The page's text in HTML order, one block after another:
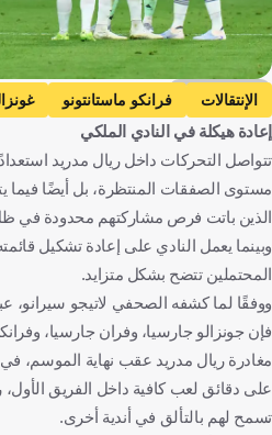
Getty Images
الإنتقالات فرانكو ماستانتونو
الدوري الإسباني
الأرجنتين
إعادة هيكلة في النادي الملكي
تتواصل التحركات داخل ريال مدريد
مستوى الصفقات المنتظرة، بل أيضًا فيما
الذين باتت فرص مشاركتهم محدودة في
وبينما يعمل النادي على إعادة تشكيل
المحتملين تتضح بشكل متزايد.
فإن جونزالو جارسيا، وفران جارسيا،
مغادرة ريال مدريد عقب نهاية الموسم،
على دقائق لعب كافية داخل الفريق الأول،
تسمح لهم بالتألق في أندية أخرى.